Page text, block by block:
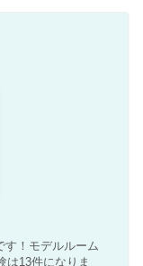
す！モデルルーム
は13件になりま